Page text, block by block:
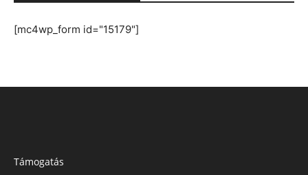
[mc4wp_form id="15179"]
Támogatás